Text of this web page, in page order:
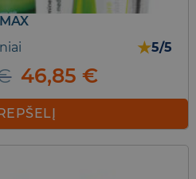
★5/5
Original
price
was:
58,60 €.
46,85€Current
price
46,85 €.